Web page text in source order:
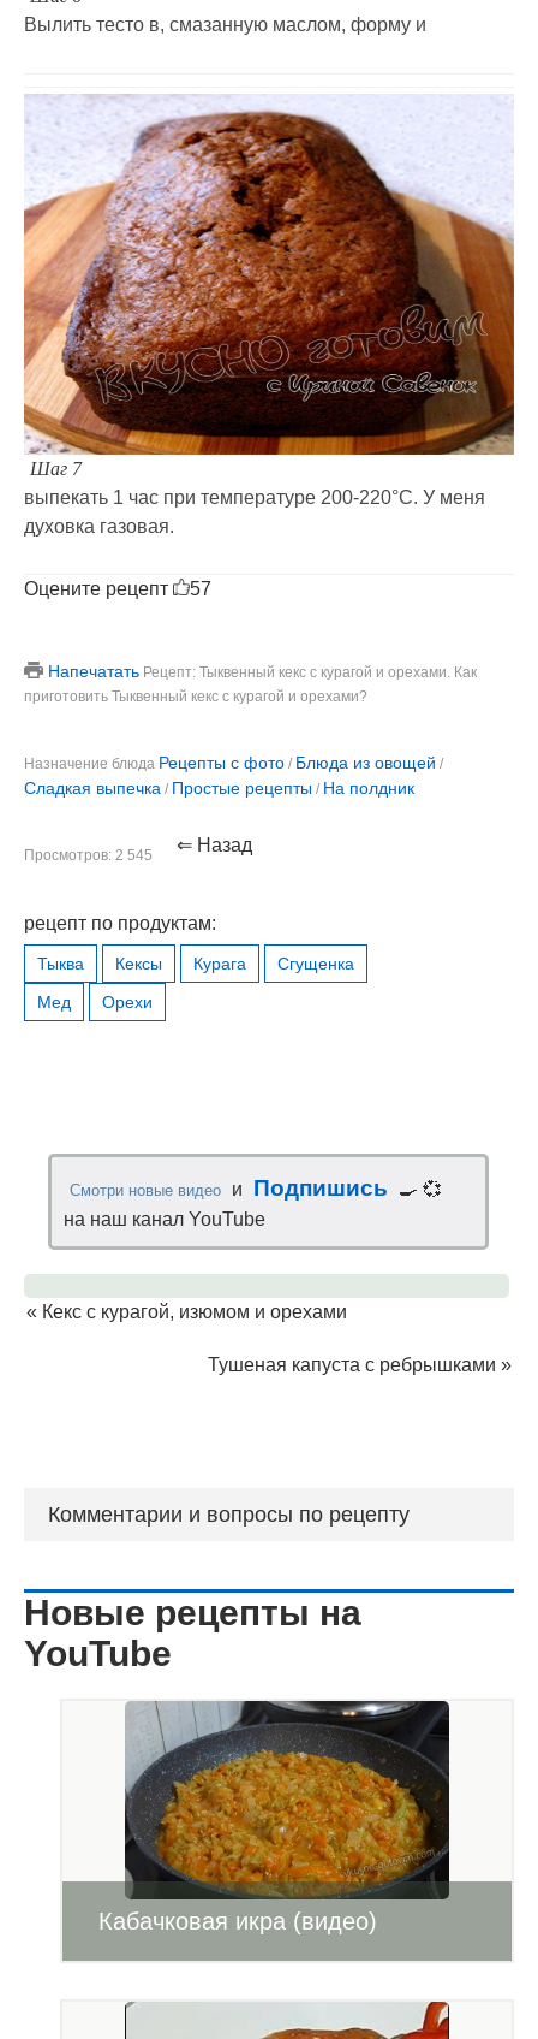
Вылить тесто в, смазанную маслом, форму и
Шаг 7
выпекать 1 час при температуре 200-220°С. У меня
духовка газовая.
Оцените рецепт 57
Напечатать Рецепт: Тыквенный кекс с курагой и орехами. Как
приготовить Тыквенный кекс с курагой и орехами?
Назначение блюда Рецепты с фото / Блюда из овощей /
Сладкая выпечка / Простые рецепты / На полдник
Просмотров: 2 545 ⇐ Назад
рецепт по продуктам:
Тыква Кексы Курага
Сгущенка
Мед
Орехи
Смотри новые видео и Подпишись
🍳 💞
на наш канал YouTube
« Кекс с курагой, изюмом и орехами
Тушеная капуста с ребрышками »
Комментарии и вопросы по рецепту
Новые рецепты на
YouTube
Кабачковая икра (видео)